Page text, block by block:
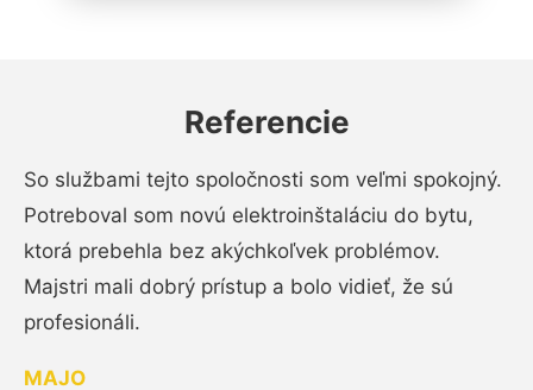
Referencie
So službami tejto spoločnosti som veľmi spokojný.
Potreboval som novú elektroinštaláciu do bytu,
ktorá prebehla bez akýchkoľvek problémov.
Majstri mali dobrý prístup a bolo vidieť, že sú
profesionáli.
MAJO